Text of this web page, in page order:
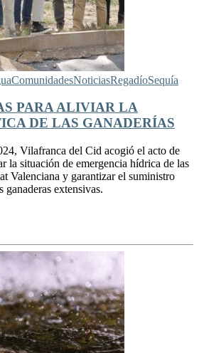
ComunidadesNoticiasRegadíoSequía
PARA ALIVIAR LA
DE LAS GANADERÍAS
Vilafranca del Cid acogió el acto de
la situación de emergencia hídrica de las
Valenciana y garantizar el suministro
ganaderas extensivas.